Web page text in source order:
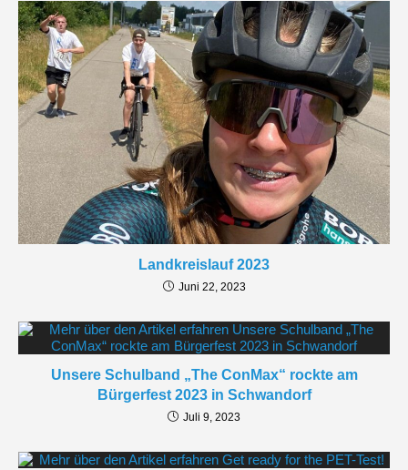
Landkreislauf 2023
Juni 22, 2023
Unsere Schulband „The ConMax“ rockte am
Bürgerfest 2023 in Schwandorf
Juli 9, 2023